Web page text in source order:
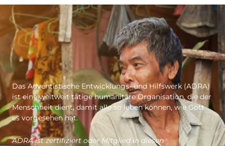
Das Adventistische Entwicklungs- und Hilfswerk (ADRA)
ist eine weltweit tätige humanitäre Organisation, die der
Menschheit dient, damit alle so leben können, wie Gott
es vorgesehen hat.
ADRA ist zertifiziert oder Mitglied in diesen